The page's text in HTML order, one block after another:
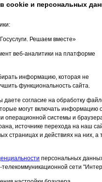
cookie и персональных
Решаем вместе»
веб-аналитики на платформе
информацию, которая не
функциональность сайта.
даете согласие на обработку
могут включать информацию
операционной системы и
источнике перехода на наш
страницах и действиях на них, а
персональных
сети